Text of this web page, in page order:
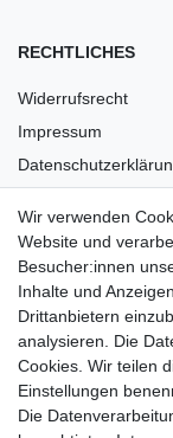
RECHTLICHES
Widerrufsrecht
Impressum
Barrierefreiheit
Anleitungen
Vertrag widerrufen
PARTNER
Wir verwenden
Website und
Besucher:innen
Inhalte und
Drittanbietern
analysieren. Die
Cookies. Wir teilen
Einstellungen
Die